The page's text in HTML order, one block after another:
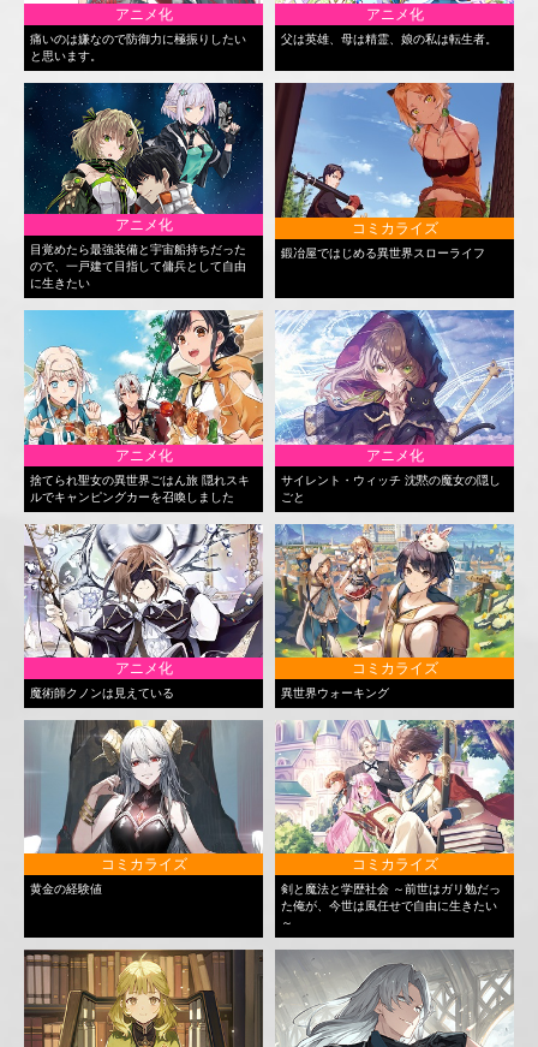
アニメ化
痛いのは嫌なので防御力に極振りしたい
と思います。
アニメ化
父は英雄、母は精霊、娘の私は転生者。
アニメ化
目覚めたら最強装備と宇宙船持ちだった
ので、一戸建て目指して傭兵として自由
に生きたい
コミカライズ
鍛冶屋ではじめる異世界スローライフ
アニメ化
捨てられ聖女の異世界ごはん旅 隠れスキ
ルでキャンピングカーを召喚しました
アニメ化
サイレント・ウィッチ 沈黙の魔女の隠し
ごと
アニメ化
魔術師クノンは見えている
コミカライズ
異世界ウォーキング
コミカライズ
黄金の経験値
コミカライズ
剣と魔法と学歴社会 ～前世はガリ勉だっ
た俺が、今世は風任せで自由に生きたい
～